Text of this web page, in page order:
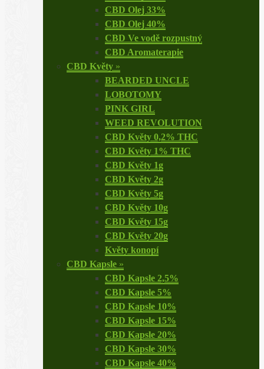
CBD Olej 33%
CBD Olej 40%
CBD Ve vodě rozpustný
CBD Aromaterapie
CBD Květy »
BEARDED UNCLE
LOBOTOMY
PINK GIRL
WEED REVOLUTION
CBD Květy 0,2% THC
CBD Květy 1% THC
CBD Květy 1g
CBD Květy 2g
CBD Květy 5g
CBD Květy 10g
CBD Květy 15g
CBD Květy 20g
Květy konopí
CBD Kapsle »
CBD Kapsle 2,5%
CBD Kapsle 5%
CBD Kapsle 10%
CBD Kapsle 15%
CBD Kapsle 20%
CBD Kapsle 30%
CBD Kapsle 40%